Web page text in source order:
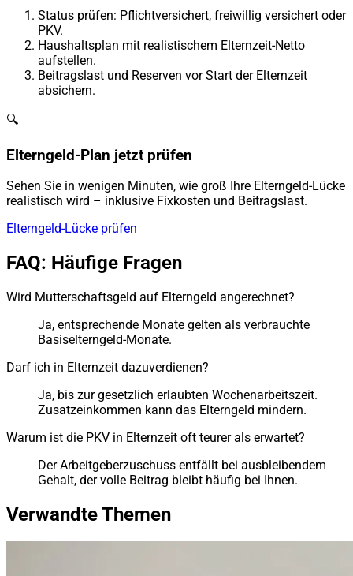
Status prüfen: Pflichtversichert, freiwillig versichert oder
PKV.
Haushaltsplan mit realistischem Elternzeit-Netto
aufstellen.
Beitragslast und Reserven vor Start der Elternzeit
absichern.
🔍
Elterngeld-Plan jetzt prüfen
Sehen Sie in wenigen Minuten, wie groß Ihre Elterngeld-Lücke
realistisch wird – inklusive Fixkosten und Beitragslast.
Elterngeld-Lücke prüfen
FAQ: Häufige Fragen
Wird Mutterschaftsgeld auf Elterngeld angerechnet?
Ja, entsprechende Monate gelten als verbrauchte
Basiselterngeld-Monate.
Darf ich in Elternzeit dazuverdienen?
Ja, bis zur gesetzlich erlaubten Wochenarbeitszeit.
Zusatzeinkommen kann das Elterngeld mindern.
Warum ist die PKV in Elternzeit oft teurer als erwartet?
Der Arbeitgeberzuschuss entfällt bei ausbleibendem
Gehalt, der volle Beitrag bleibt häufig bei Ihnen.
Verwandte Themen